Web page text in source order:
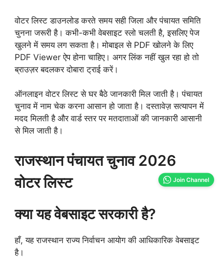
वोटर लिस्ट डाउनलोड करते समय सही जिला और पंचायत समिति
चुनना जरूरी है। कभी-कभी वेबसाइट स्लो चलती है, इसलिए पेज
खुलने में समय लग सकता है। मोबाइल से PDF खोलने के लिए
PDF Viewer ऐप होना चाहिए। अगर लिंक नहीं खुल रहा हो तो
ब्राउज़र बदलकर दोबारा ट्राई करें।
ऑनलाइन वोटर लिस्ट से घर बैठे जानकारी मिल जाती है। पंचायत
चुनाव में नाम चेक करना आसान हो जाता है। दस्तावेज़ सत्यापन में
मदद मिलती है और वार्ड स्तर पर मतदाताओं की जानकारी आसानी
से मिल जाती है।
राजस्थान पंचायत चुनाव 2026
वोटर लिस्ट
क्या यह वेबसाइट सरकारी है?
हाँ, यह राजस्थान राज्य निर्वाचन आयोग की आधिकारिक वेबसाइट
है।
Join Channel